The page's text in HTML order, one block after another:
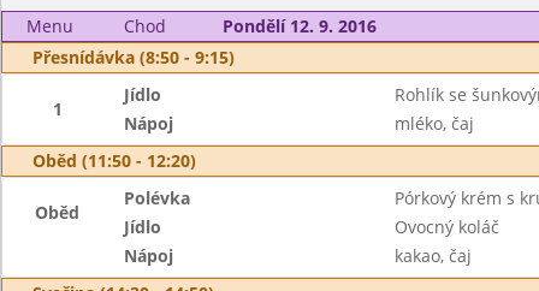
Menu Chod
Pondělí 12. 9. 2016
Přesnídávka (8:50 - 9:15)
1
Jídlo
Rohlík se
Nápoj
mléko, čaj
Oběd (11:50 - 12:20)
Oběd
Polévka
Pórkový krém s
Jídlo
Ovocný koláč
Nápoj
kakao, čaj